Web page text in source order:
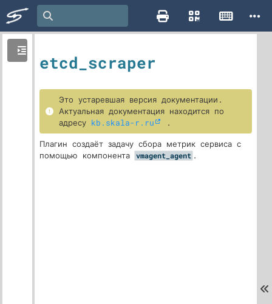
etcd_scraper
Это устаревшая версия документации.
Актуальная документация находится по
адресу kb.skala-r.ru
.
Плагин создаёт задачу сбора метрик сервиса с
помощью компонента
vmagent_agent .